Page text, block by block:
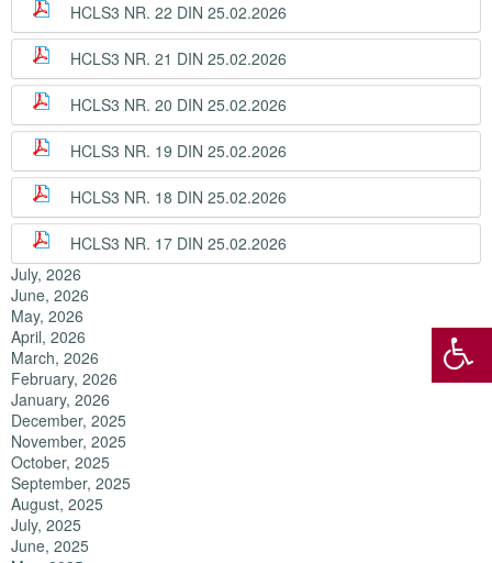
HCLS3 NR. 22 DIN 25.02.2026
HCLS3 NR. 21 DIN 25.02.2026
HCLS3 NR. 20 DIN 25.02.2026
HCLS3 NR. 19 DIN 25.02.2026
HCLS3 NR. 18 DIN 25.02.2026
HCLS3 NR. 17 DIN 25.02.2026
July, 2026
June, 2026
May, 2026
April, 2026
March, 2026
February, 2026
January, 2026
December, 2025
November, 2025
October, 2025
September, 2025
August, 2025
July, 2025
June, 2025